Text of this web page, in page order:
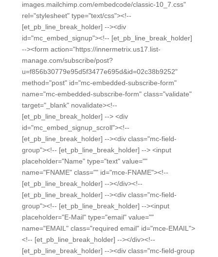
images.mailchimp.com/embedcode/classic-10_7.css"
rel="stylesheet" type="text/css"><!--
[et_pb_line_break_holder] --><div
id="mc_embed_signup"><!-- [et_pb_line_break_holder]
--><form action="https://innermetrix.us17.list-
manage.com/subscribe/post?
u=f856b30779e95d5f3477e695d&id=02c38b9252"
method="post" id="mc-embedded-subscribe-form"
name="mc-embedded-subscribe-form" class="validate"
target="_blank" novalidate><!--
[et_pb_line_break_holder] --> <div
id="mc_embed_signup_scroll"><!--
[et_pb_line_break_holder] --><div class="mc-field-
group"><!-- [et_pb_line_break_holder] --> <input
placeholder="Name" type="text" value=""
name="FNAME" class="" id="mce-FNAME"><!--
[et_pb_line_break_holder] --></div><!--
[et_pb_line_break_holder] --><div class="mc-field-
group"><!-- [et_pb_line_break_holder] --><input
placeholder="E-Mail" type="email" value=""
name="EMAIL" class="required email" id="mce-EMAIL">
<!-- [et_pb_line_break_holder] --></div><!--
[et_pb_line_break_holder] --><div class="mc-field-group